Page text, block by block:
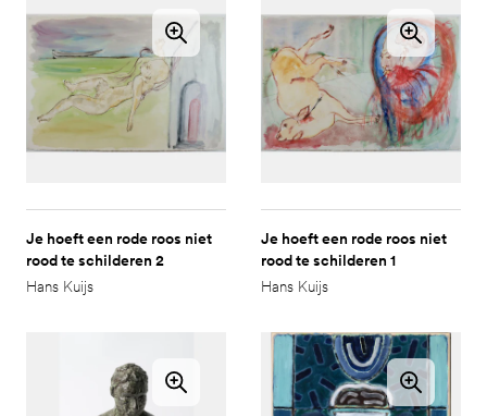
Je hoeft een rode roos niet
rood te schilderen 2
Hans Kuijs
Je hoeft een rode roos niet
rood te schilderen 1
Hans Kuijs